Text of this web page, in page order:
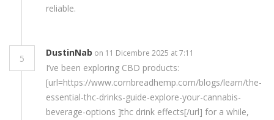
reliable.
5
DustinNab on 11 Dicembre 2025 at 7:11
I’ve been exploring CBD products:
[url=https://www.cornbreadhemp.com/blogs/learn/the-
essential-thc-drinks-guide-explore-your-cannabis-
beverage-options ]thc drink effects[/url] for a while,